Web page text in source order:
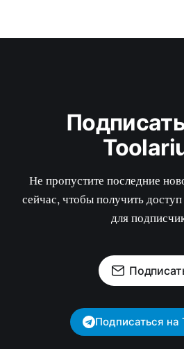
Не пропустите последние
сейчас, чтобы получить
для
Подписаться на